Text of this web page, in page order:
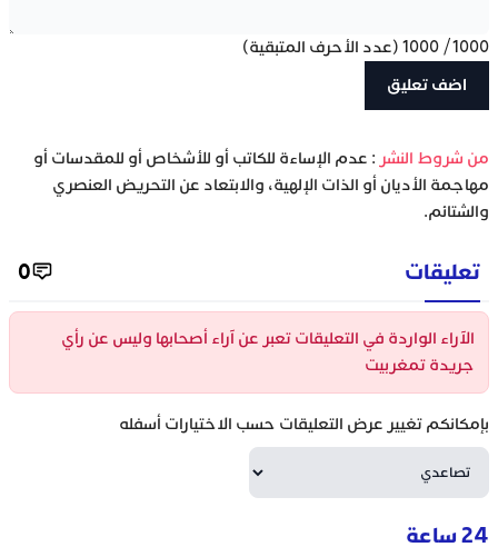
1000
/
1000 (عدد الأحرف المتبقية)
‫من شروط النشر : عدم الإساءة للكاتب أو للأشخاص أو للمقدسات أو
مهاجمة الأديان أو الذات الإلهية، والابتعاد عن التحريض العنصري
والشتائم.
تعليقات 0
الآراء الواردة في التعليقات تعبر عن آراء أصحابها وليس عن رأي
جريدة تمغربيت
بإمكانكم تغيير عرض التعليقات حسب الاختيارات أسفله
24 ساعة